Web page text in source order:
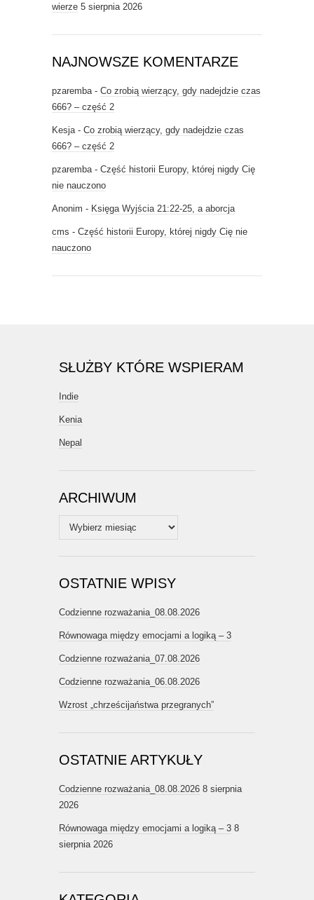
wierze 5 sierpnia 2026
NAJNOWSZE KOMENTARZE
pzaremba - Co zrobią wierzący, gdy nadejdzie czas
666? – część 2
Kesja - Co zrobią wierzący, gdy nadejdzie czas
666? – część 2
pzaremba - Część historii Europy, której nigdy Cię
nie nauczono
Anonim - Księga Wyjścia 21:22-25, a aborcja
cms - Część historii Europy, której nigdy Cię nie
nauczono
SŁUŻBY KTÓRE WSPIERAM
Indie
Kenia
Nepal
ARCHIWUM
Archiwum
OSTATNIE WPISY
Codzienne rozważania_08.08.2026
Równowaga między emocjami a logiką – 3
Codzienne rozważania_07.08.2026
Codzienne rozważania_06.08.2026
Wzrost „chrześcijaństwa przegranych”
OSTATNIE ARTYKUŁY
Codzienne rozważania_08.08.2026 8 sierpnia
2026
Równowaga między emocjami a logiką – 3 8
sierpnia 2026